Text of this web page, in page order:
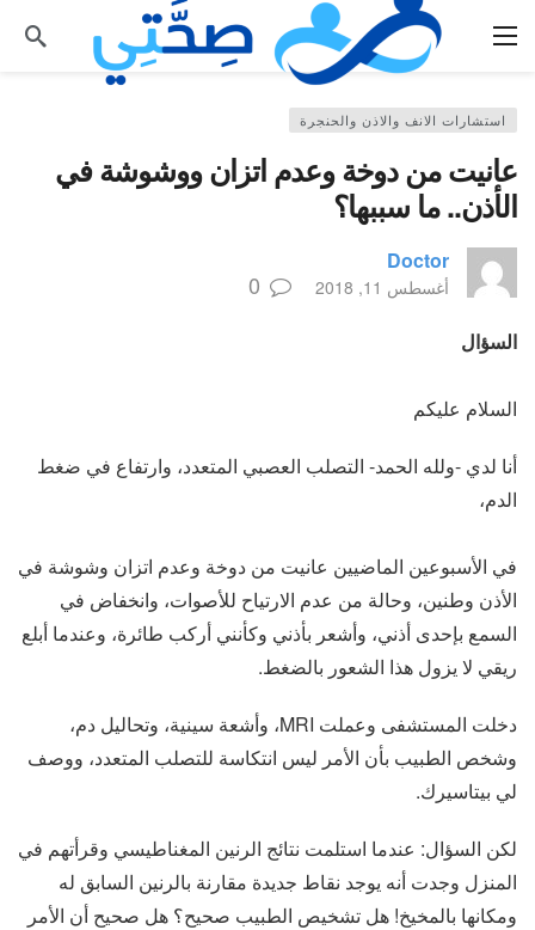
استشارات الانف والاذن والحنجرة
عانيت من دوخة وعدم اتزان ووشوشة في
الأذن.. ما سببها؟
Doctor
أغسطس 11, 2018 0
السؤال
السلام عليكم
أنا لدي -ولله الحمد- التصلب العصبي المتعدد، وارتفاع في ضغط
الدم،
في الأسبوعين الماضيين عانيت من دوخة وعدم اتزان وشوشة في
الأذن وطنين، وحالة من عدم الارتياح للأصوات، وانخفاض في
السمع بإحدى أذني، وأشعر بأذني وكأنني أركب طائرة، وعندما أبلع
ريقي لا يزول هذا الشعور بالضغط.
دخلت المستشفى وعملت MRI، وأشعة سينية، وتحاليل دم،
وشخص الطبيب بأن الأمر ليس انتكاسة للتصلب المتعدد، ووصف
لي بيتاسيرك.
لكن السؤال: عندما استلمت نتائج الرنين المغناطيسي وقرأتهم في
المنزل وجدت أنه يوجد نقاط جديدة مقارنة بالرنين السابق له
ومكانها بالمخيخ! هل تشخيص الطبيب صحيح؟ هل صحيح أن الأمر